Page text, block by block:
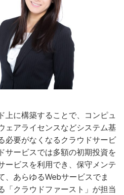
上に構築することで、コンピュ
ェアライセンスなどシステム基
必要がなくなるクラウドサービ
サービスでは多額の初期投資を
ービスを利用でき、保守メンテ
、あらゆるWebサービスでま
「クラウドファースト」が担当